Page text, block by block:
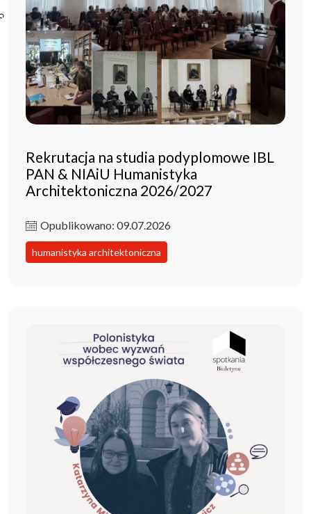
Poczta ibl.waw.pl
Kontakt
Rekrutacja na studia podyplomowe IBL
PAN & NIAiU Humanistyka
Architektoniczna 2026/2027
Opublikowano: 09.07.2026
humanistyka architektoniczna